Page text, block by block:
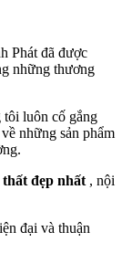
Phát đã được
những thương
tôi luôn cố gắng
những sản phẩm
thất đẹp nhất , nội
đại và thuận